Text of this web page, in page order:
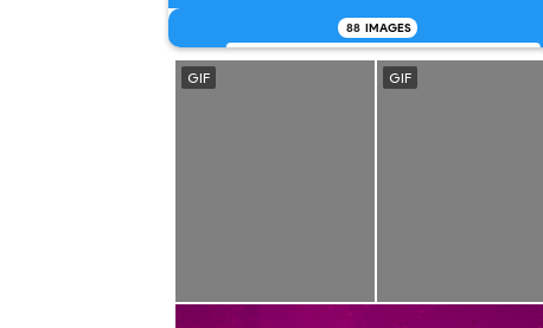
88 IMAGES